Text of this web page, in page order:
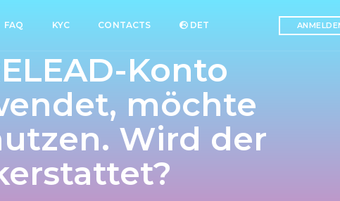
FAQ KYC CONTACTS DET
Konto
möchte
Wird der